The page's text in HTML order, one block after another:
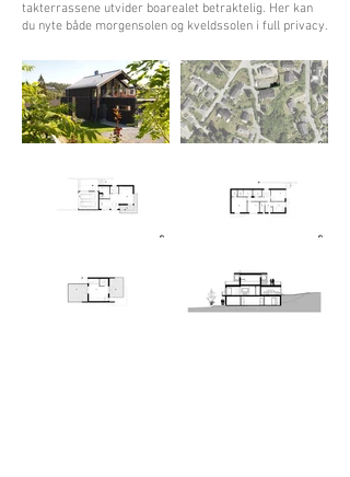
takterrassene utvider boarealet betraktelig. Her kan
du nyte både morgensolen og kveldssolen i full privacy.